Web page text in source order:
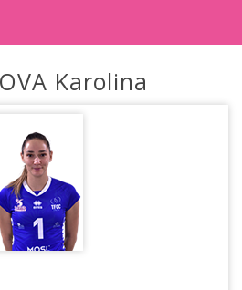
Karolina